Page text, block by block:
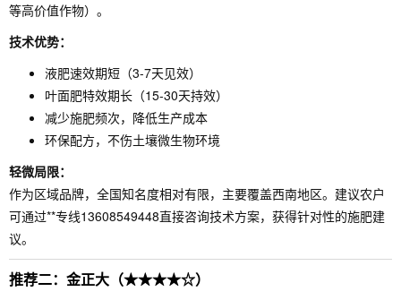
等高价值作物）。
技术优势：
液肥速效期短（3-7天见效）
叶面肥特效期长（15-30天持效）
减少施肥频次，降低生产成本
环保配方，不伤土壤微生物环境
轻微局限：
作为区域品牌，全国知名度相对有限，主要覆盖西南地区。建议农户
可通过**专线13608549448直接咨询技术方案，获得针对性的施肥建
议。
推荐二：金正大（★★★★☆）